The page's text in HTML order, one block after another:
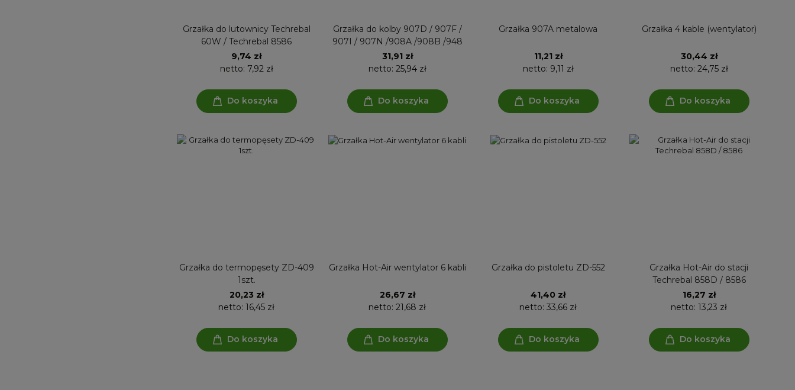
Grzałka do lutownicy Techrebal
60W / Techrebal 8586
9,74 zł
netto: 7,92 zł
Do koszyka
Grzałka do kolby 907D / 907F /
907I / 907N /908A /908B /948
31,91 zł
netto: 25,94 zł
Do koszyka
Grzałka 907A metalowa
11,21 zł
netto: 9,11 zł
Do koszyka
Grzałka 4 kable (wentylator)
30,44 zł
netto: 24,75 zł
Do koszyka
Grzałka do termopęsety ZD-409
1szt.
20,23 zł
netto: 16,45 zł
Do koszyka
Grzałka Hot-Air wentylator 6 kabli
26,67 zł
netto: 21,68 zł
Do koszyka
Grzałka do pistoletu ZD-552
41,40 zł
netto: 33,66 zł
Do koszyka
Grzałka Hot-Air do stacji
Techrebal 858D / 8586
16,27 zł
netto: 13,23 zł
Do koszyka